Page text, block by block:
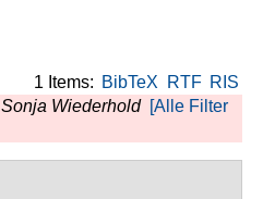
1 Items: BibTeX RTF RIS
Sonja Wiederhold [Alle Filter